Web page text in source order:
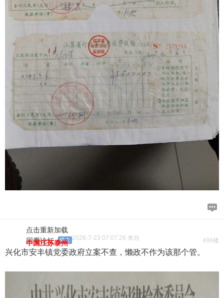
点击重新加载
496楼
回看论坛 楼主 2026-7-23 07:07:26 来自
中国江苏泰州
兴化市安丰镇党委政府立案不查，懒政不作为该那个管。